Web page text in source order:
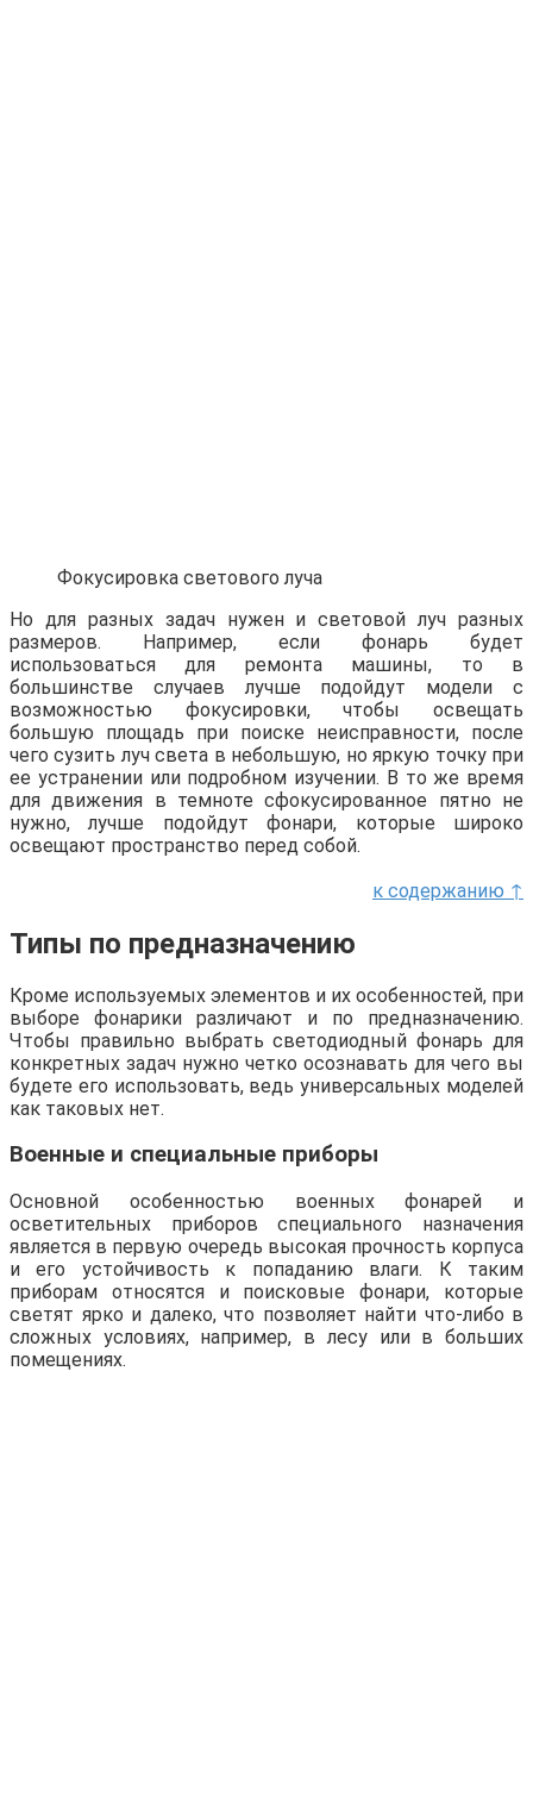
Фокусировка светового луча
Но для разных задач нужен и световой луч разных
размеров. Например, если фонарь будет
использоваться для ремонта машины, то в
большинстве случаев лучше подойдут модели с
возможностью фокусировки, чтобы освещать
большую площадь при поиске неисправности, после
чего сузить луч света в небольшую, но яркую точку при
ее устранении или подробном изучении. В то же время
для движения в темноте сфокусированное пятно не
нужно, лучше подойдут фонари, которые широко
освещают пространство перед собой.
к содержанию ↑
Типы по предназначению
Кроме используемых элементов и их особенностей, при
выборе фонарики различают и по предназначению.
Чтобы правильно выбрать светодиодный фонарь для
конкретных задач нужно четко осознавать для чего вы
будете его использовать, ведь универсальных моделей
как таковых нет.
Военные и специальные приборы
Основной особенностью военных фонарей и
осветительных приборов специального назначения
является в первую очередь высокая прочность корпуса
и его устойчивость к попаданию влаги. К таким
приборам относятся и поисковые фонари, которые
светят ярко и далеко, что позволяет найти что-либо в
сложных условиях, например, в лесу или в больших
помещениях.